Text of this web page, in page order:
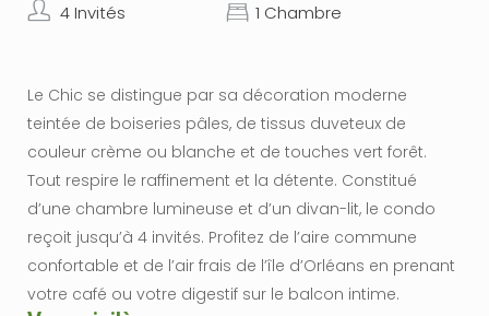
4 Invités 1 Chambre
Le Chic se distingue par sa décoration moderne
teintée de boiseries pâles, de tissus duveteux de
couleur crème ou blanche et de touches vert forêt.
Tout respire le raffinement et la détente. Constitué
d’une chambre lumineuse et d’un divan-lit, le condo
reçoit jusqu’à 4 invités. Profitez de l’aire commune
confortable et de l’air frais de l’île d’Orléans en prenant
votre café ou votre digestif sur le balcon intime.